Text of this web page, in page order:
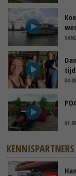
04-
01-
KENNISPARTNERS